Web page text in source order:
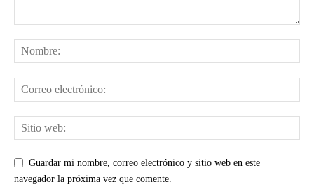
Guardar mi nombre, correo electrónico y sitio web en este
navegador la próxima vez que comente.